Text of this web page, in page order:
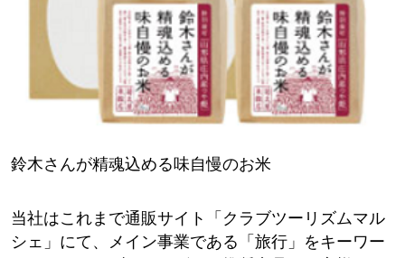
鈴木さんが精魂込める味自慢のお米
当社はこれまで通販サイト「クラブツーリズムマル
シェ」にて、メイン事業である「旅行」をキーワー